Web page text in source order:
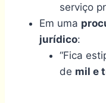
serviço
Em uma
jurídico:
“Fica
de mil e